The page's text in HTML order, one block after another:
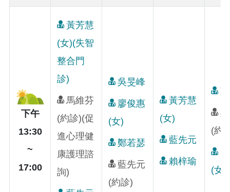
下午
13:30
~
17:00
黃芳慧
(女)(失智
整合門
診)
馬維芬
(約診)(促
進心理健
康護理諮
詢)
吳旻峰
廖俊惠
(女)
鄭若瑟
藍先元
(約診)
黃芳慧
(女)
藍先元
賴梓瑜
(約
(女)